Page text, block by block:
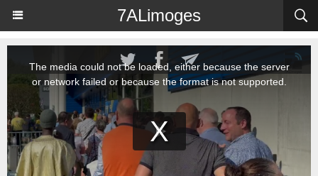
7ALimoges